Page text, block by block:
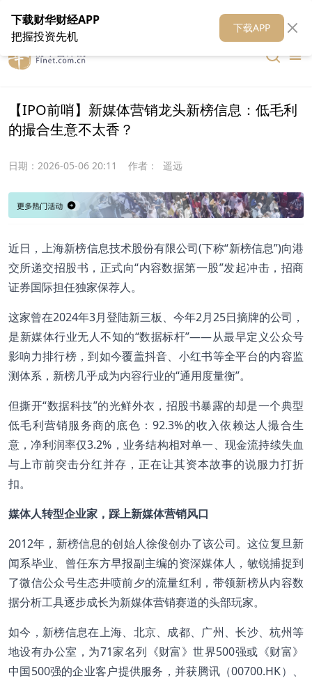
在线客服 关于我们 财华媒体矩阵 财华智库
【IPO前哨】新媒体营销龙头新榜信息：低毛利
的撮合生意不太香？
日期： 2026-05-06 20:11 作者： 遥远
近日，上海新榜信息技术股份有限公司(下称“新榜信息”)向港
交所递交招股书，正式向“内容数据第一股”发起冲击，招商
证券国际担任独家保荐人。
这家曾在2024年3月登陆新三板、今年2月25日摘牌的公司，
是新媒体行业无人不知的“数据标杆”——从最早定义公众号
影响力排行榜，到如今覆盖抖音、小红书等全平台的内容监
测体系，新榜几乎成为内容行业的“通用度量衡”。
但撕开“数据科技”的光鲜外衣，招股书暴露的却是一个典型
低毛利营销服务商的底色：92.3%的收入依赖达人撮合生
意，净利润率仅3.2%，业务结构相对单一、现金流持续失血
与上市前突击分红并存，正在让其资本故事的说服力打折
扣。
媒体人转型企业家，踩上新媒体营销风口
2012年，新榜信息的创始人徐俊创办了该公司。这位复旦新
闻系毕业、曾任东方早报副主编的资深媒体人，敏锐捕捉到
了微信公众号生态井喷前夕的流量红利，带领新榜从内容数
据分析工具逐步成长为新媒体营销赛道的头部玩家。
如今，新榜信息在上海、北京、成都、广州、长沙、杭州等
地设有办公室，为71家名列《财富》世界500强或《财富》
中国500强的企业客户提供服务，并获腾讯（00700.HK）、
下载财华财经APP
把握投资先机
下载APP